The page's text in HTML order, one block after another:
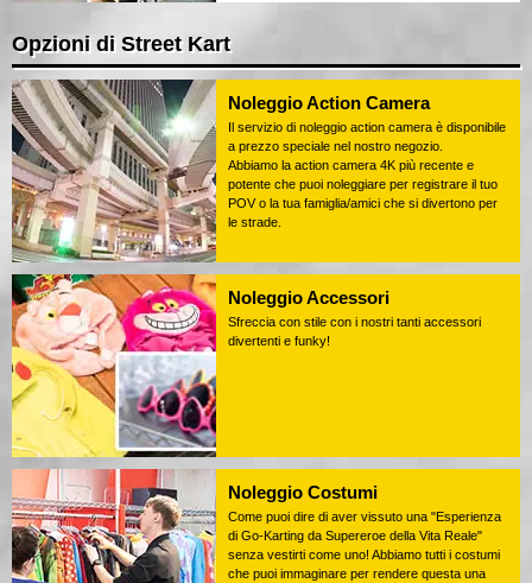
Opzioni di Street Kart
Noleggio Action Camera
Il servizio di noleggio action camera è disponibile
a prezzo speciale nel nostro negozio.
Abbiamo la action camera 4K più recente e
potente che puoi noleggiare per registrare il tuo
POV o la tua famiglia/amici che si divertono per
le strade.
Noleggio Accessori
Sfreccia con stile con i nostri tanti accessori
divertenti e funky!
Noleggio Costumi
Come puoi dire di aver vissuto una "Esperienza
di Go-Karting da Supereroe della Vita Reale"
senza vestirti come uno! Abbiamo tutti i costumi
che puoi immaginare per rendere questa una